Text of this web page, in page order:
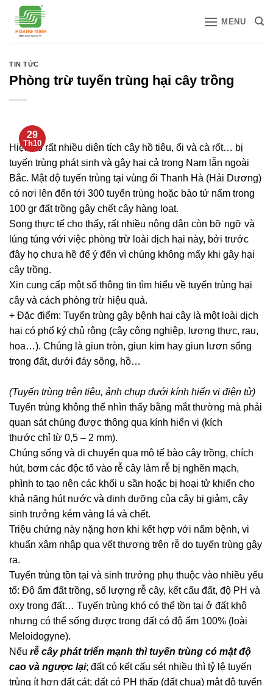
qua
MENU
TIN TỨC
Phòng trừ tuyến trùng hại cây trồng
29
Th10
Hiện có rất nhiều diện tích cây hồ tiêu, ổi và cà rốt… bị
tuyến trùng phát sinh và gây hại cả trong Nam lẫn ngoài
Bắc. Mật độ tuyến trùng tại vùng ổi Thanh Hà (Hải Dương)
có nơi lên đến tới 300 tuyến trùng hoặc bào tử nấm trong
100 gr đất trồng gây chết cây hàng loạt.
Song thực tế cho thấy, rất nhiều nông dân còn bỡ ngỡ và
lúng túng với việc phòng trừ loài dịch hại này, bởi trước
đây họ chưa hề để ý đến vì chúng không mấy khi gây hại
cây trồng.
Xin cung cấp một số thông tin tìm hiểu về tuyến trùng hại
cây và cách phòng trừ hiệu quả.
+ Đặc điểm: Tuyến trùng gây bệnh hại cây là một loài dịch
hại có phổ ký chủ rộng (cây công nghiệp, lương thực, rau,
hoa…). Chúng là giun tròn, giun kim hay giun lươn sống
trong đất, dưới đáy sông, hồ…
(Tuyến trùng trên tiêu, ảnh chụp dưới kính hiển vi điện tử)
Tuyến trùng không thể nhìn thấy bằng mắt thường mà phải
quan sát chúng được thông qua kính hiển vi (kích
thước chỉ từ 0,5 – 2 mm).
Chúng sống và di chuyển qua mô tế bào cây trồng, chích
hút, bơm các độc tố vào rễ cây làm rễ bị nghẽn mạch,
phình to tạo nên các khối u sần hoặc bị hoại tử khiến cho
khả năng hút nước và dinh dưỡng của cây bị giảm, cây
sinh trưởng kém vàng lá và chết.
Triệu chứng này nặng hơn khi kết hợp với nấm bệnh, vi
khuẩn xâm nhập qua vết thương trên rễ do tuyến trùng gây
ra.
Tuyến trùng tồn tại và sinh trưởng phụ thuộc vào nhiều yếu
tố: Độ ẩm đất trồng, số lượng rễ cây, kết cấu đất, độ PH và
oxy trong đất… Tuyến trùng khó có thể tồn tại ở đất khô
nhưng có thể sống được trong đất có độ ẩm 100% (loài
Meloidogyne).
Nếu rễ cây phát triển mạnh thì tuyến trùng có mật độ
cao và ngược lại; đất có kết cấu sét nhiều thì tỷ lệ tuyến
trùng ít hơn đất cát; đất có PH thấp (đất chua) mật độ tuyến